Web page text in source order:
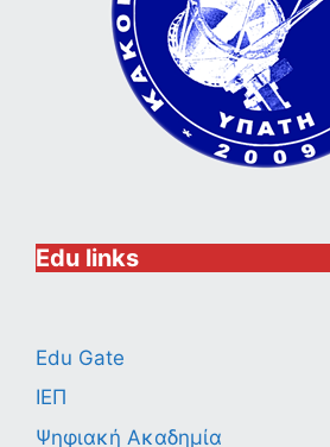
Edu links
Edu Gate
ΙΕΠ
Ψηφιακή Ακαδημία